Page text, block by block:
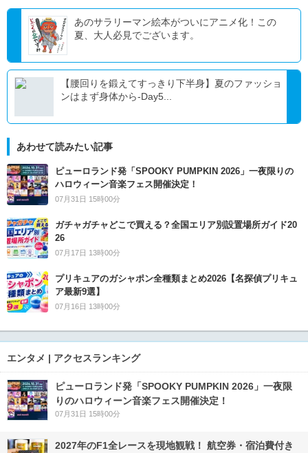
あのサラリーマン絵本がついにアニメ化！この
夏、大人必見でございます。
【腰回りを鍛えてすっきり下半身】夏のファッショ
ンはまず身体から-Day5...
あわせて読みたい記事
ピューロランド発「SPOOKY PUMPKIN 2026」一夜限りの
ハロウィーン音楽フェス開催決定！
07月31日 15時00分
ガチャガチャどこで買える？全国エリア別設置場所ガイド20
26
07月17日 13時00分
プリキュアのガシャポン全種類まとめ2026【名探偵プリキュ
ア最新9選】
07月16日 13時00分
エンタメ | アクセスランキング
ピューロランド発「SPOOKY PUMPKIN 2026」一夜限
りのハロウィーン音楽フェス開催決定！
07月31日 15時00分
2027年のF1全レースを現地観戦！ 航空券・宿泊費付き